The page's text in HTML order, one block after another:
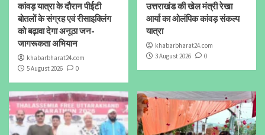
कांवड़ यात्रा के दौरान पीईटी
बोतलों के संग्रह एवं रीसाइक्लिंग
को बढ़ावा देगा अनूठा जन-
जागरूकता अभियान
khabarbharat24.com
5 August 2026
0
उत्तराखंड की खेल मंत्री रेखा
आर्या का ओलंपिक कांवड़ संकल्प
यात्रा
khabarbharat24.com
3 August 2026
0